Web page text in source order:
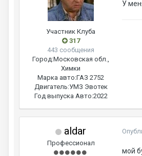
Участник Клуба
317
443 сообщения
Город:Московская обл.,
Химки
Марка авто:ГАЗ 2752
Двигатель:УМЗ Эвотек
Год выпуска Авто:2022
У
aldar
Профессионал
мой